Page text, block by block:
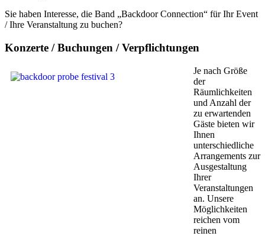
Sie haben Interesse, die Band „Backdoor Connection“ für Ihr Event
/ Ihre Veranstaltung zu buchen?
Konzerte / Buchungen / Verpflichtungen
Je nach Größe
der
Räumlichkeiten
und Anzahl der
zu erwartenden
Gäste bieten wir
Ihnen
unterschiedliche
Arrangements zur
Ausgestaltung
Ihrer
Veranstaltungen
an. Unsere
Möglichkeiten
reichen vom
reinen